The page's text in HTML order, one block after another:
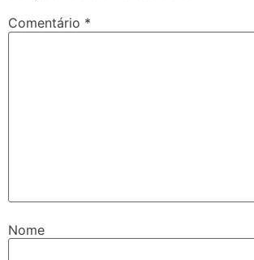
Comentário *
Nome